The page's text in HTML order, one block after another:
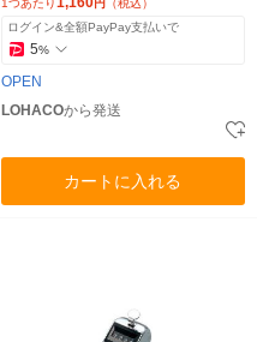
1つあたり
円 （税込）
ログイン&全額PayPay支払いで
5%
OPEN
LOHACOから発送
カートに入れる